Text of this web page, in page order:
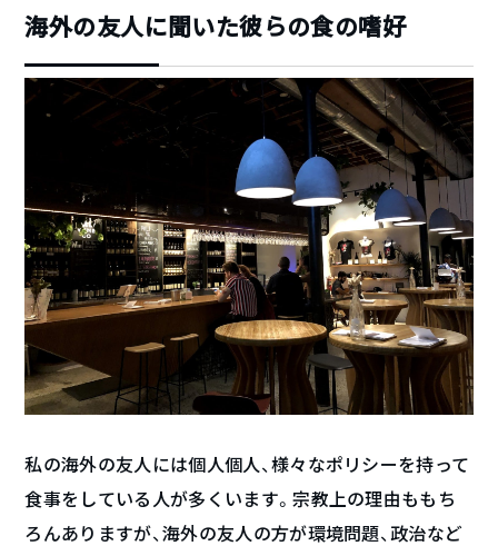
海外の友人に聞いた彼らの食の嗜好
私の海外の友人には個人個人、様々なポリシーを持って
食事をしている人が多くいます。宗教上の理由ももち
ろんありますが、海外の友人の方が環境問題、政治など